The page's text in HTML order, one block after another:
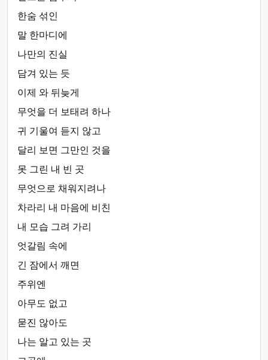
한숨 섞인
말 한마디에
나만의 진실
담겨 있는 듯
이제 와 뒤늦게
무엇을 더 보태려 하나
귀 기울여 듣지 않고
달리 보면 그만인 것을
못 그린 내 빈 곳
무엇으로 채워지려나
차라리 내 마음에 비친
내 모습 그려 가리
엇갈림 속에
긴 잠에서 깨면
주위엔
아무도 없고
묻진 않아도
나는 알고 있는 곳